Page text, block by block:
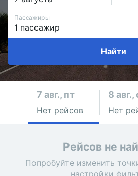
Пассажиры
Найти
7 авг., пт
Нет рейсов
8 авг.,
Нет
Рейсов не
Попробуйте изменить
настройки